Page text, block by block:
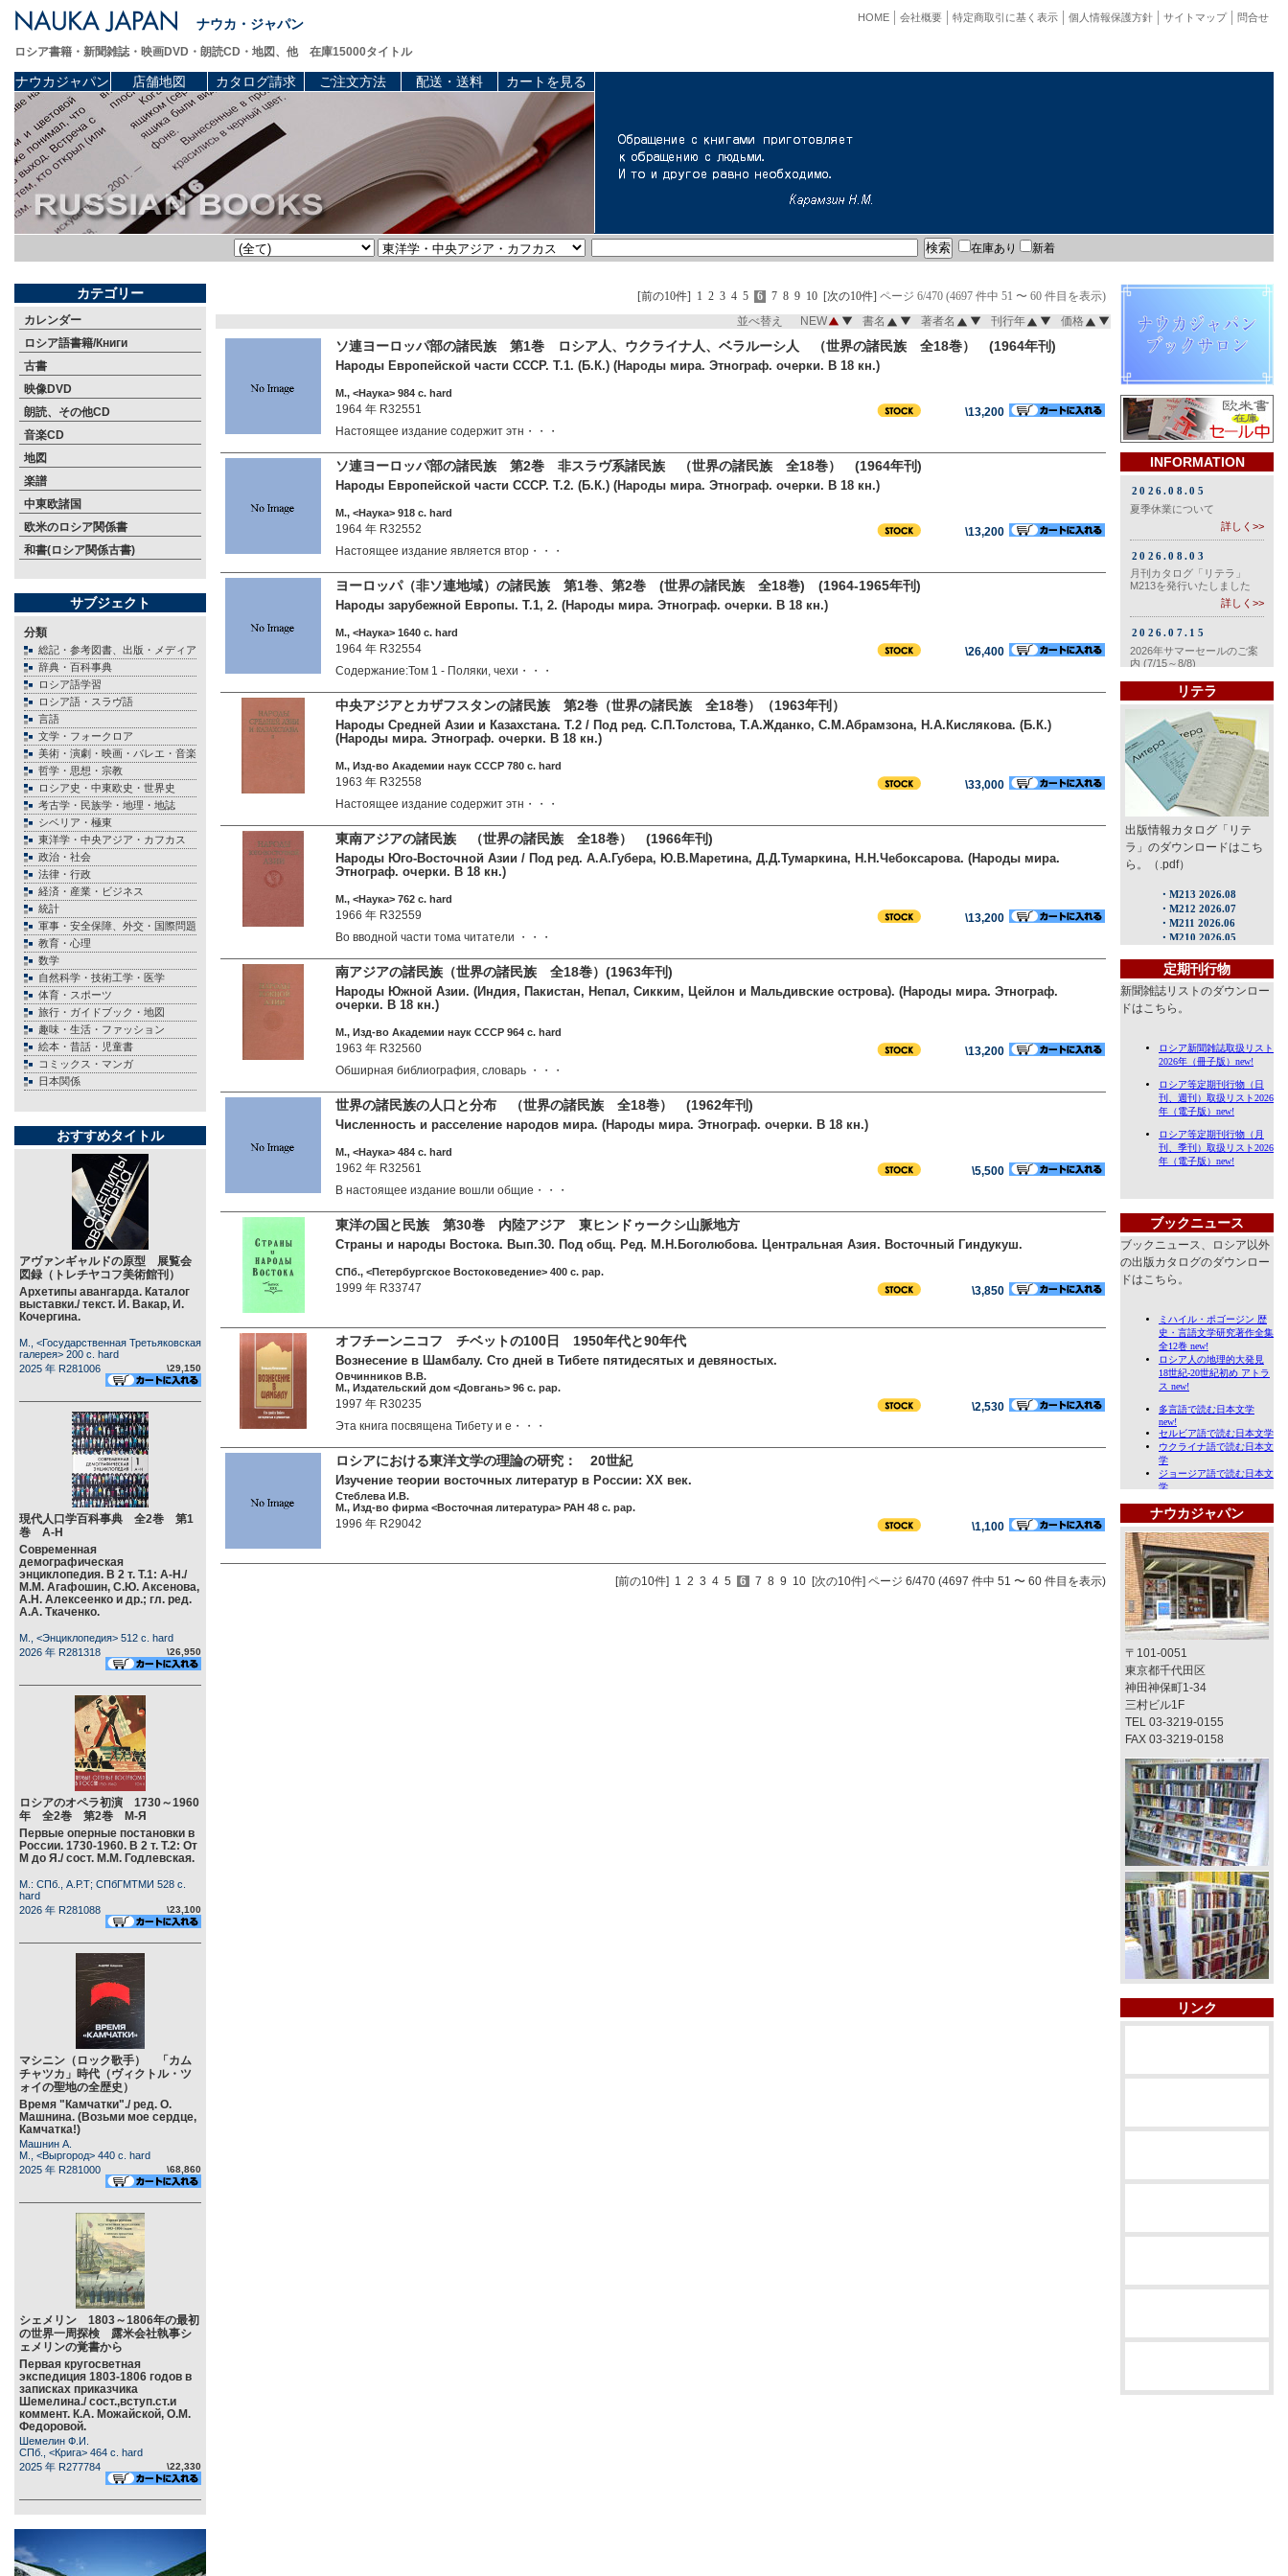
ナウカ・ジャパン 問合せ
サイトマップ
個人情報保護方針
特定商取引に基く表示
会社概要
HOME
ロシア書籍・新聞雑誌・映画DVD・朗読CD・地図、他 在庫15000タイトル
ナウカジャパン 店舗地図 カタログ請求 ご注文方法 配送・送料 カートを見る
在庫あり 新着
カテゴリー
カレンダー
ロシア語書籍/Книги
古書
映像DVD
朗読、その他CD
音楽CD
地図
楽譜
中東欧諸国
欧米のロシア関係書
和書(ロシア関係古書)
サブジェクト
分類
総記・参考図書、出版・メディア
辞典・百科事典
ロシア語学習
ロシア語・スラヴ語
言語
文学・フォークロア
美術・演劇・映画・バレエ・音楽
哲学・思想・宗教
ロシア史・中東欧史・世界史
考古学・民族学・地理・地誌
シベリア・極東
東洋学・中央アジア・カフカス
政治・社会
法律・行政
経済・産業・ビジネス
統計
軍事・安全保障、外交・国際問題
教育・心理
数学
自然科学・技術工学・医学
体育・スポーツ
旅行・ガイドブック・地図
趣味・生活・ファッション
絵本・昔話・児童書
コミックス・マンガ
日本関係
おすすめタイトル
アヴァンギャルドの原型 展覧会
図録（トレチヤコフ美術館刊）
Архетипы авангарда. Каталог
выставки./ текст. И. Вакар, И.
Кочергина.
М., <Государственная Третьяковская
галерея> 200 c. hard
2025 年 R281006
\29,150
現代人口学百科事典 全2巻 第1
巻 А-Н
Современная
демографическая
энциклопедия. В 2 т. Т.1: А-Н./
М.М. Агафошин, С.Ю. Аксенова,
А.Н. Алексеенко и др.; гл. ред.
А.А. Ткаченко.
М., <Энциклопедия> 512 c. hard
2026 年 R281318
\26,950
ロシアのオペラ初演 1730～1960
年 全2巻 第2巻 М-Я
Первые оперные постановки в
России. 1730-1960. В 2 т. Т.2: От
М до Я./ сост. М.М. Годлевская.
М.: СПб., А.Р.Т; СПбГМТМИ 528 c.
hard
2026 年 R281088
\23,100
マシニン（ロック歌手） 「カム
チャツカ」時代（ヴィクトル・ツ
ォイの聖地の全歴史）
Время "Камчатки"./ ред. О.
Машнина. (Возьми мое сердце,
Камчатка!)
Машнин А.
М., <Выргород> 440 c. hard
2025 年 R281000
\68,860
シェメリン 1803～1806年の最初
の世界一周探検 露米会社執事シ
ェメリンの覚書から
Первая кругосветная
экспедиция 1803-1806 годов в
записках приказчика
Шемелина./ сост.,вступ.ст.и
коммент. К.А. Можайской, О.М.
Федоровой.
Шемелин Ф.И.
СПб., <Крига> 464 c. hard
2025 年 R277784
\22,330
[前の10件] 1 2 3 4 5 6 7 8 9 10 [次の10件] ページ 6/470 (4697 件中 51 〜 60 件目を表示)
並べ替え NEW 書名 著者名 刊行年 価格
ソ連ヨーロッパ部の諸民族 第1巻 ロシア人、ウクライナ人、ベラルーシ人 （世界の諸民族 全18巻） (1964年刊)
Народы Европейcкой части СССР. Т.1. (Б.К.) (Народы мира. Этнограф. очерки. В 18 кн.)
М., <Наука> 984 c. hard
1964 年 R32551
\13,200
Настоящее издание содержит этн・・・
ソ連ヨーロッパ部の諸民族 第2巻 非スラヴ系諸民族 （世界の諸民族 全18巻） (1964年刊)
Народы Европейcкой части СССР. Т.2. (Б.К.) (Народы мира. Этнограф. очерки. В 18 кн.)
М., <Наука> 918 c. hard
1964 年 R32552
\13,200
Настоящее издание является втор・・・
ヨーロッパ（非ソ連地域）の諸民族 第1巻、第2巻 (世界の諸民族 全18巻) (1964-1965年刊)
Народы зарубежной Европы. Т.1, 2. (Народы мира. Этнограф. очерки. В 18 кн.)
М., <Наука> 1640 c. hard
1964 年 R32554
\26,400
Содержание:Том 1 - Поляки, чехи・・・
中央アジアとカザフスタンの諸民族 第2巻（世界の諸民族 全18巻）（1963年刊）
Народы Средней Азии и Казахстана. Т.2 / Под ред. С.П.Толстова, Т.А.Жданко, С.М.Абрамзона, Н.А.Кислякова. (Б.К.)
(Народы мира. Этнограф. очерки. В 18 кн.)
М., Изд-во Академии наук СССР 780 c. hard
1963 年 R32558
\33,000
Настоящее издание содержит этн・・・
東南アジアの諸民族 （世界の諸民族 全18巻） (1966年刊)
Народы Юго-Восточной Азии / Под ред. А.А.Губера, Ю.В.Маретина, Д.Д.Тумаркина, Н.Н.Чебоксарова. (Народы мира.
Этнограф. очерки. В 18 кн.)
М., <Наука> 762 c. hard
1966 年 R32559
\13,200
Во вводной части тома читатели ・・・
南アジアの諸民族（世界の諸民族 全18巻）(1963年刊)
Народы Южной Азии. (Индия, Пакистан, Непал, Сикким, Цейлон и Мальдивские острова). (Народы мира. Этнограф.
очерки. В 18 кн.)
М., Изд-во Академии наук СССР 964 c. hard
1963 年 R32560
\13,200
Обширная библиография, словарь ・・・
世界の諸民族の人口と分布 （世界の諸民族 全18巻） (1962年刊)
Численность и расселение народов мира. (Народы мира. Этнограф. очерки. В 18 кн.)
М., <Наука> 484 c. hard
1962 年 R32561
\5,500
В настоящее издание вошли общие・・・
東洋の国と民族 第30巻 内陸アジア 東ヒンドゥークシ山脈地方
Страны и народы Востока. Вып.30. Под общ. Ред. М.Н.Боголюбова. Центральная Азия. Восточный Гиндукуш.
СПб., <Петербургское Востоковедение> 400 c. pap.
1999 年 R33747 \3,850
オフチーンニコフ チベットの100日 1950年代と90年代
Вознесение в Шамбалу. Сто дней в Тибете пятидесятых и девяностых.
Овчинников В.В.
М., Издательский дом <Довгань> 96 c. pap.
1997 年 R30235
\2,530
Эта книга посвящена Тибету и е・・・
ロシアにおける東洋文学の理論の研究： 20世紀
Изучение теории восточных литератур в России: ХХ век.
Стеблева И.В.
М., Изд-во фирма <Восточная литература> РАН 48 c. pap.
1996 年 R29042 \1,100
[前の10件] 1 2 3 4 5 6 7 8 9 10 [次の10件] ページ 6/470 (4697 件中 51 〜 60 件目を表示)
INFORMATION
リテラ
出版情報カタログ「リテ
ラ」のダウンロードはこち
ら。（.pdf）
定期刊行物
新聞雑誌リストのダウンロー
ドはこちら。
ブックニュース
ブックニュース、ロシア以外
の出版カタログのダウンロー
ドはこちら。
ナウカジャパン
〒101-0051
東京都千代田区
神田神保町1-34
三村ビル1F
TEL 03-3219-0155
FAX 03-3219-0158
リンク